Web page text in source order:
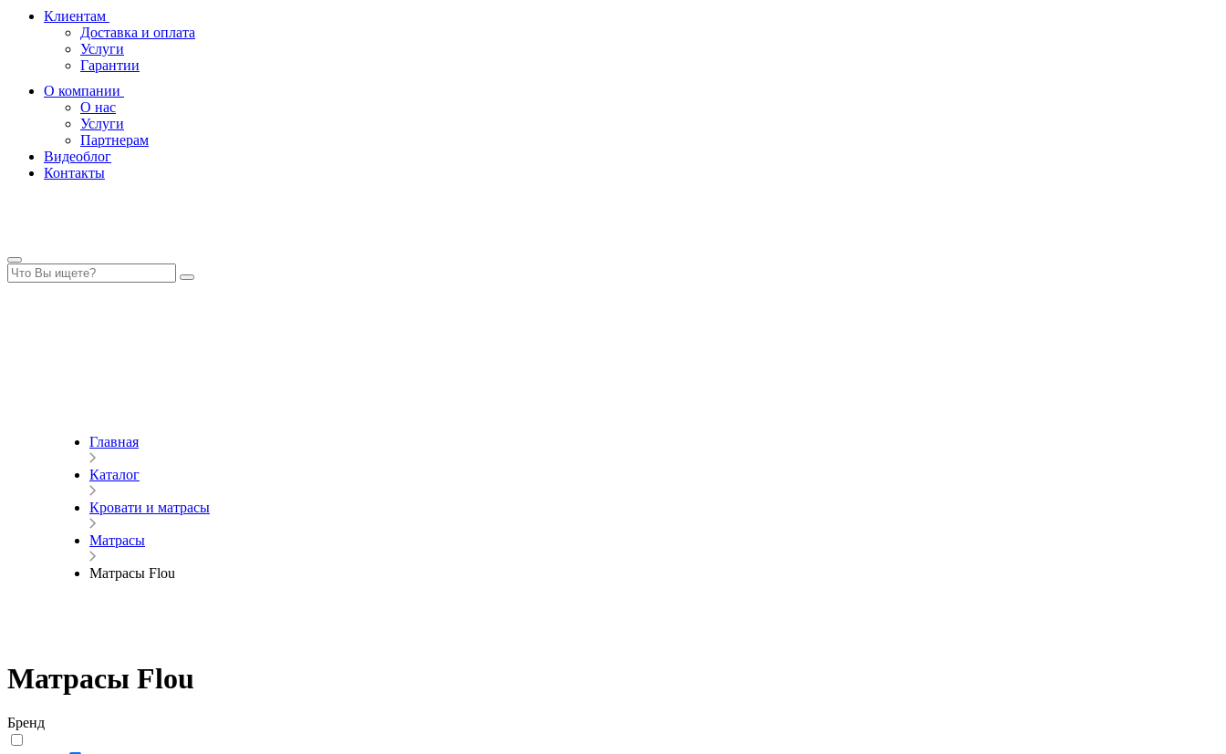
Клиентам
Доставка и оплата
Услуги
Гарантии
О компании
О нас
Услуги
Партнерам
Видеоблог
Контакты
Главная
Каталог
Кровати и матрасы
Матрасы
Матрасы Flou
Матрасы Flou
Бренд